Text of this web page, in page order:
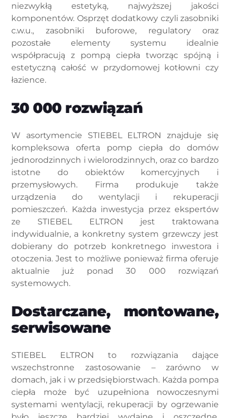
niezwykłą estetyką, najwyższej jakości
komponentów. Osprzęt dodatkowy czyli zasobniki
c.w.u., zasobniki buforowe, regulatory oraz
pozostałe elementy systemu idealnie
współpracują z pompą ciepła tworząc spójną i
estetyczną całość w przydomowej kotłowni czy
łazience.
30 000 rozwiązań
W asortymencie STIEBEL ELTRON znajduje się
kompleksowa oferta pomp ciepła do domów
jednorodzinnych i wielorodzinnych, oraz co bardzo
istotne do obiektów komercyjnych i
przemysłowych. Firma produkuje także
urządzenia do wentylacji i rekuperacji
pomieszczeń. Każda inwestycja przez ekspertów
ze STIEBEL ELTRON jest traktowana
indywidualnie, a konkretny system grzewczy jest
dobierany do potrzeb konkretnego inwestora i
otoczenia. Jest to możliwe ponieważ firma oferuje
aktualnie już ponad 30 000 rozwiązań
systemowych.
Dostarczane, montowane,
serwisowane
STIEBEL ELTRON to rozwiązania dające
wszechstronne zastosowanie – zarówno w
domach, jak i w przedsiębiorstwach. Każda pompa
ciepła może być uzupełniona nowoczesnymi
systemami wentylacji, rekuperacji by ogrzewanie